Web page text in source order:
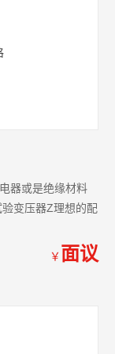
变压器Z理想的配
￥ 面议